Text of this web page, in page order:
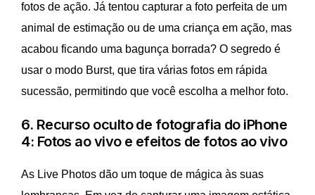
fotos de ação. Já tentou capturar a foto perfeita de um
animal de estimação ou de uma criança em ação, mas
acabou ficando uma bagunça borrada? O segredo é
usar o modo Burst, que tira várias fotos em rápida
sucessão, permitindo que você escolha a melhor foto.
6. Recurso oculto de fotografia do iPhone
4: Fotos ao vivo e efeitos de fotos ao vivo
As Live Photos dão um toque de mágica às suas